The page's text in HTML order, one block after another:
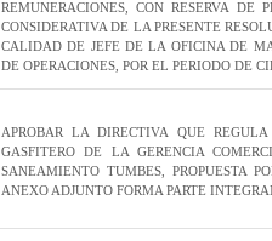
REMUNERACIONES, CON RESERVA DE
CONSIDERATIVA DE LA PRESENTE
CALIDAD DE JEFE DE LA OFICINA DE
DE OPERACIONES, POR EL PERIODO DE
APROBAR LA DIRECTIVA QUE
GASFITERO DE LA GERENCIA
SANEAMIENTO TUMBES, PROPUESTA
ANEXO ADJUNTO FORMA PARTE